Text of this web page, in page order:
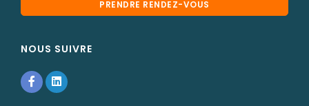
PRENDRE RENDEZ-VOUS
NOUS SUIVRE